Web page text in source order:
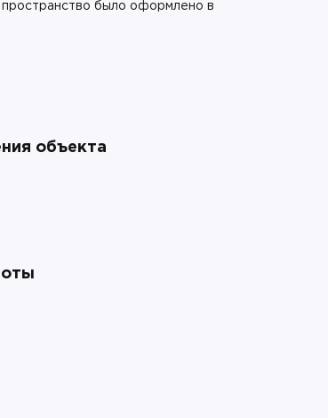
пространство было оформлено в
объекта